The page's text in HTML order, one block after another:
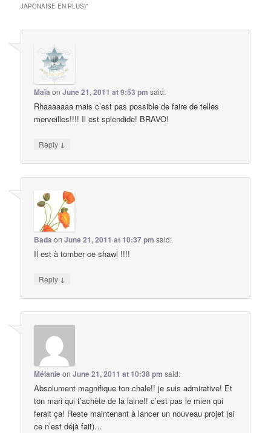
JAPONAISE EN PLUS)”
Maïa onJune 21, 2011 at 9:53 pm said:
Rhaaaaaaa mais c’est pas possible de faire de telles
merveilles!!!! Il est splendide! BRAVO!
Reply ↓
Bada onJune 21, 2011 at 10:37 pm said:
Il est à tomber ce shawl !!!!
Reply ↓
MélanieonJune 21, 2011 at 10:38 pm said:
Absolument magnifique ton chale!! je suis admirative! Et
ton mari qui t’achète de la laine!! c’est pas le mien qui
ferait ça! Reste maintenant à lancer un nouveau projet (si
ce n’est déjà fait)…